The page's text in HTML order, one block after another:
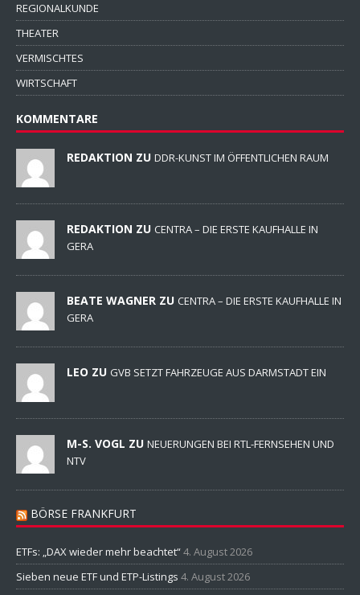
REGIONALKUNDE
THEATER
VERMISCHTES
WIRTSCHAFT
KOMMENTARE
REDAKTION ZU DDR-KUNST IM ÖFFENTLICHEN RAUM
REDAKTION ZU CENTRA – DIE ERSTE KAUFHALLE IN
GERA
BEATE WAGNER ZU CENTRA – DIE ERSTE KAUFHALLE IN
GERA
LEO ZU GVB SETZT FAHRZEUGE AUS DARMSTADT EIN
M-S. VOGL ZU NEUERUNGEN BEI RTL-FERNSEHEN UND
NTV
BÖRSE FRANKFURT
ETFs: „DAX wieder mehr beachtet“4. August 2026
Sieben neue ETF und ETP-Listings 4. August 2026